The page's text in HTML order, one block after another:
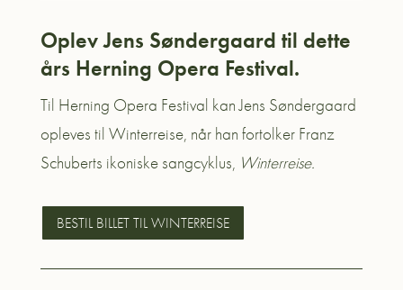
Oplev Jens Søndergaard til dette
års Herning Opera Festival.
Til Herning Opera Festival kan Jens Søndergaard
opleves til Winterreise, når han fortolker Franz
Schuberts ikoniske sangcyklus, Winterreise.
BESTIL BILLET TIL WINTERREISE